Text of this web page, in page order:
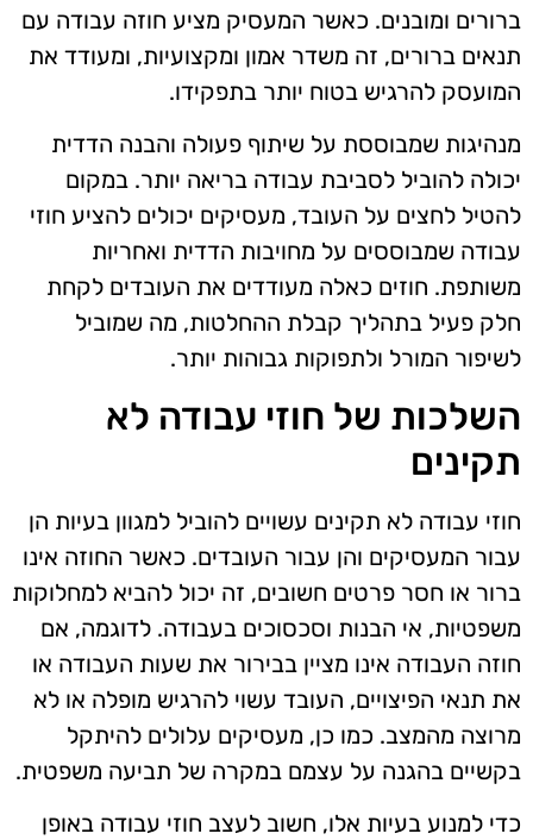
ברורים ומובנים. כאשר המעסיק מציע חוזה עבודה עם
תנאים ברורים, זה משדר אמון ומקצועיות, ומעודד את
המועסק להרגיש בטוח יותר בתפקידו.
מנהיגות שמבוססת על שיתוף פעולה והבנה הדדית
יכולה להוביל לסביבת עבודה בריאה יותר. במקום
להטיל לחצים על העובד, מעסיקים יכולים להציע חוזי
עבודה שמבוססים על מחויבות הדדית ואחריות
משותפת. חוזים כאלה מעודדים את העובדים לקחת
חלק פעיל בתהליך קבלת ההחלטות, מה שמוביל
לשיפור המורל ולתפוקות גבוהות יותר.
השלכות של חוזי עבודה לא
תקינים
חוזי עבודה לא תקינים עשויים להוביל למגוון בעיות הן
עבור המעסיקים והן עבור העובדים. כאשר החוזה אינו
ברור או חסר פרטים חשובים, זה יכול להביא למחלוקות
משפטיות, אי הבנות וסכסוכים בעבודה. לדוגמה, אם
חוזה העבודה אינו מציין בבירור את שעות העבודה או
את תנאי הפיצויים, העובד עשוי להרגיש מופלה או לא
מרוצה מהמצב. כמו כן, מעסיקים עלולים להיתקל
בקשיים בהגנה על עצמם במקרה של תביעה משפטית.
כדי למנוע בעיות אלו, חשוב לעצב חוזי עבודה באופן